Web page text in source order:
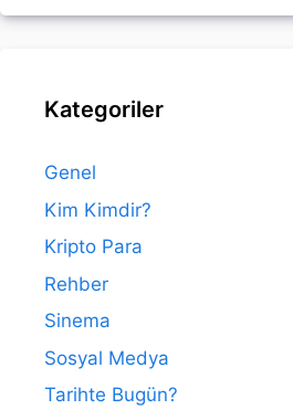
Kategoriler
Genel
Kim Kimdir?
Kripto Para
Rehber
Sinema
Sosyal Medya
Tarihte Bugün?